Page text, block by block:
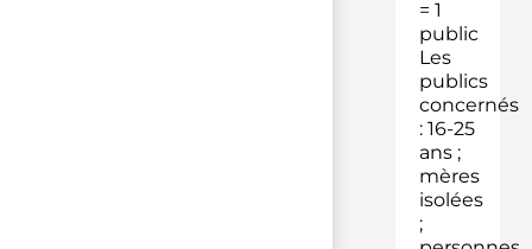
= 1
public
Les
publics
concernés
: 16-25
ans ;
mères
isolées
;